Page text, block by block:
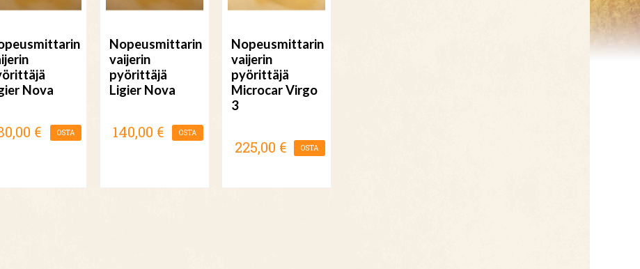
Nova
€ OSTA
Nopeusmittarin
vaijerin
pyörittäjä
Ligier Nova
140,00 € OSTA
Nopeusmittarin
vaijerin
pyörittäjä
Microcar Virgo
3
225,00 € OSTA